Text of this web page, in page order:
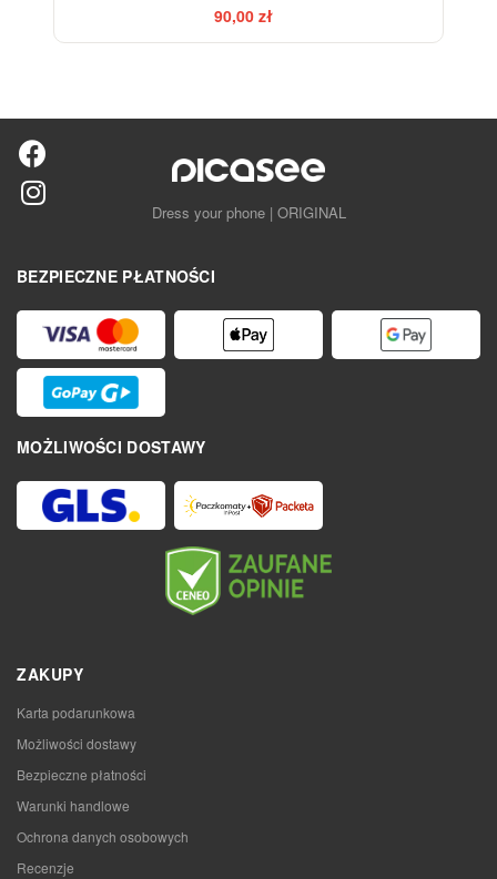
90,00 zł
Dress your phone | ORIGINAL
BEZPIECZNE PŁATNOŚCI
MOŻLIWOŚCI DOSTAWY
ZAKUPY
Karta podarunkowa
Możliwości dostawy
Bezpieczne płatności
Warunki handlowe
Ochrona danych osobowych
Recenzje